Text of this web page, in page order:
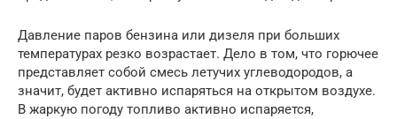
Давление паров бензина или дизеля при больших
температурах резко возрастает. Дело в том, что горючее
представляет собой смесь летучих углеводородов, а
значит, будет активно испаряться на открытом воздухе.
В жаркую погоду топливо активно испаряется,